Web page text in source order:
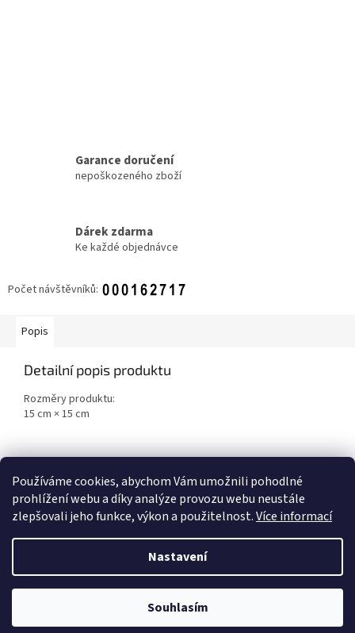
Používáme cookies, abychom Vám umožnili pohodlné
prohlížení webu a díky analýze provozu webu neustále
zlepšovali jeho funkce, výkon a použitelnost.Více informací
Nastavení
Souhlasím
Garance doručení
nepoškozeného zboží
Dárek zdarma
Ke každé objednávce
Počet návštěvníků:
Popis
Detailní popis produktu
Rozměry produktu:
15 cm × 15 cm
Z
NOVINKY
Vytvořil Shoptet
Candy shop Zlín. Všechna práva vyhrazena.